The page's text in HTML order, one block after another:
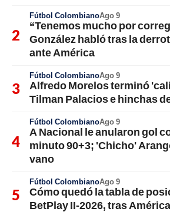
Fútbol ColombianoAgo 9
“Tenemos mucho por
González habló tras la
ante América
Fútbol ColombianoAgo 9
Alfredo Morelos terminó
Tilman Palacios e hinchas
Fútbol ColombianoAgo 9
A Nacional le anularon gol
minuto 90+3; 'Chicho'
vano
Fútbol ColombianoAgo 9
Cómo quedó la tabla de
BetPlay II-2026, tras